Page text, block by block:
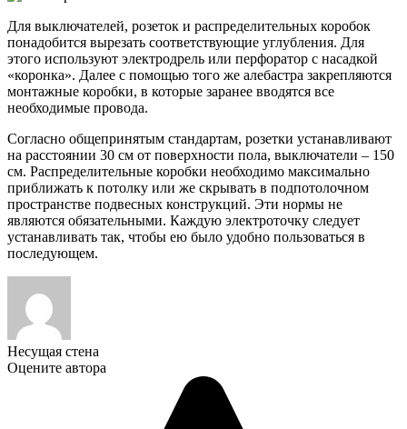
Для выключателей, розеток и распределительных коробок
понадобится вырезать соответствующие углубления. Для
этого используют электродрель или перфоратор с насадкой
«коронка». Далее с помощью того же алебастра закрепляются
монтажные коробки, в которые заранее вводятся все
необходимые провода.
Согласно общепринятым стандартам, розетки устанавливают
на расстоянии 30 см от поверхности пола, выключатели – 150
см. Распределительные коробки необходимо максимально
приближать к потолку или же скрывать в подпотолочном
пространстве подвесных конструкций. Эти нормы не
являются обязательными. Каждую электроточку следует
устанавливать так, чтобы ею было удобно пользоваться в
последующем.
Несущая стена
Оцените автора